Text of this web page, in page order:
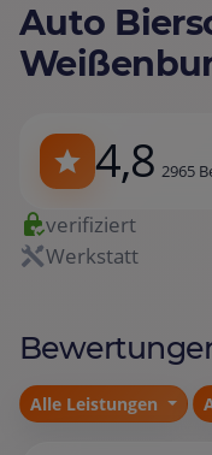
Auto
4,8 2965
verifiziert
Werkstatt
Alle Leistungen